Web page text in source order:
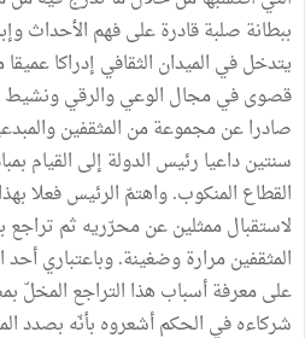
ببطانة صلبة قادرة على فهم الأحداث
يتدخل في الميدان الثقافي إدراكا
قصوى في مجال الوعي والرقي ونشيط
صادرا عن مجموعة من المثقفين
سنتين داعيا رئيس الدولة إلى القيام
القطاع المنكوب. واهتمّ الرئيس فعلا
لاستقبال ممثلين عن محرّريه ثم
المثقفين مرارة وضغينة. وباعتباري
على معرفة أسباب هذا التراجع المخلّ
شركاءه في الحكم أشعروه بأنّه